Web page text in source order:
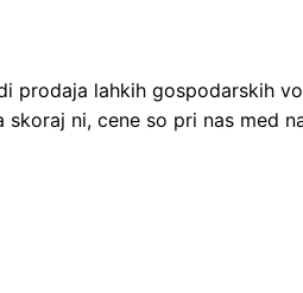
prodaja lahkih gospodarskih
skoraj ni, cene so pri nas med